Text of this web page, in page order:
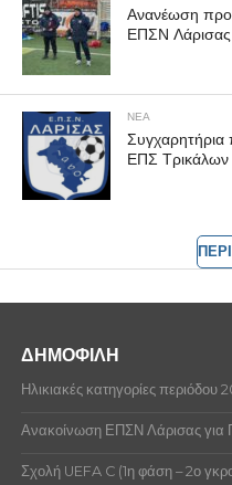
Ανανέωση
ΕΠΣΝ Λάρισας
ΝΕΑ
ΕΠΣ Τρικάλων
ΔΗΜΟΦΙΛΗ
Ηλικιακές κατηγορίες περιόδου
Ανακοίνωση ΕΠΣΝ Λάρισας για
Σχολή UEFA C (1η φάση – 2ο